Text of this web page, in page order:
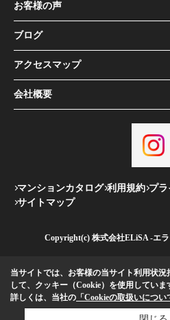
お客様の声
ブログ
アクセスマップ
会社概要
マンションカタログ 利用規約 プラ
サイトマップ
Copyright(c) 株式会社ELiSA -エ
当サイトでは、お客様の当サイト利用状
して、クッキー（Cookie）を使用していま
詳しくは、当社の 「Cookieの取扱いについ